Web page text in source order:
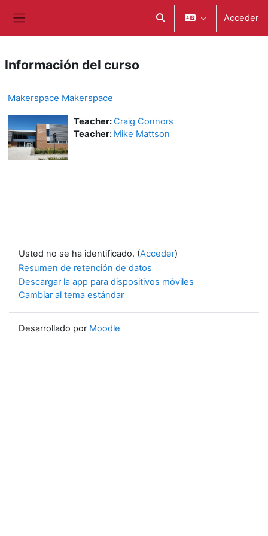
Selector de búsqueda de
Acceder
Información del curso
Makerspace Makerspace
Teacher:Craig Connors
Teacher: Mike Mattson
Usted no se ha identificado. (Acceder)
Resumen de retención de datos
Descargar la app para dispositivos móviles
Cambiar al tema estándar
Desarrollado por Moodle